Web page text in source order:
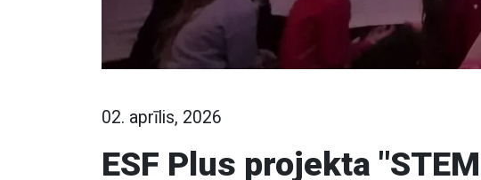
02. aprīlis, 2026
ESF Plus projekta